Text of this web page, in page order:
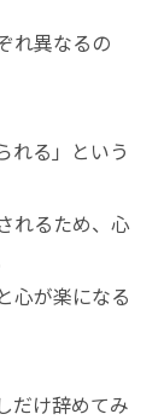
れ異なるの
れる」という
れるため、心
心が楽になる
だけ辞めてみ